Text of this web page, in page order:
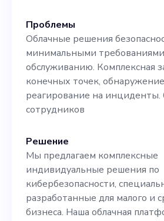
Используйте
чтобы создать
безопасную
среду для малых
предприятий, и
давайте изменим
Проблемы
Облачные решения
минимальными
обслуживанию. Комплексная
конечных точек,
реагирование на инциденты.
сотрудников
Решение
Мы предлагаем комплексные
индивидуальные решения по
кибербезопасности,
разработанные для малого и
бизнеса. Наша облачная